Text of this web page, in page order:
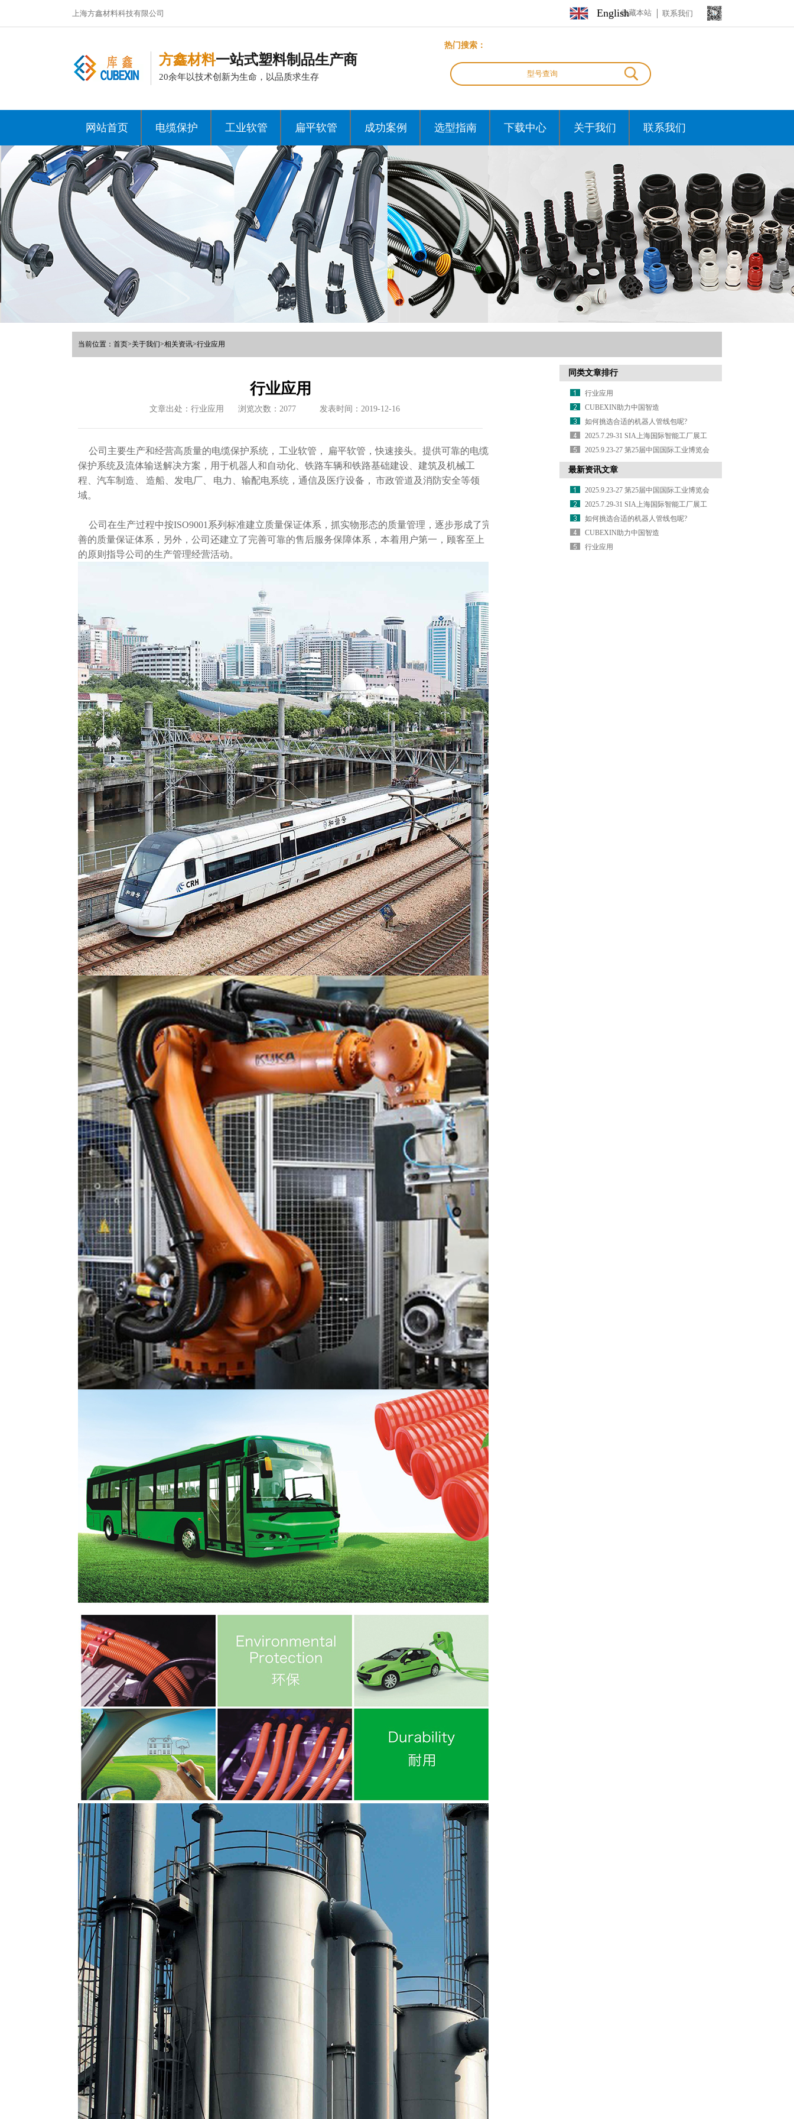
上海方鑫材料科技有限公司 收藏本站 联系我们
方鑫材料一站式塑料制品生产商
20余年以技术创新为生命，以品质求生存
热门搜索：
网站首页 电缆保护 工业软管 扁平软管 成功案例 选型指南 下载中心 关于我们 联系我们
English
当前位置： 首页>关于我们>相关资讯>行业应用
行业应用
文章出处：行业应用 浏览次数： 2077 发表时间：2019-12-16
公司主要生产和经营高质量的电缆保护系统， 工业软管， 扁平软管，快速接头。提供可靠的电缆
保护系统及流体输送解决方案，用于机器人和自动化、铁路车辆和铁路基础建设、建筑及机械工
程、汽车制造、 造船、发电厂、 电力、输配电系统，通信及医疗设备， 市政管道及消防安全等领
域。
公司在生产过程中按ISO9001系列标准建立质量保证体系，抓实物形态的质量管理，逐步形成了完
善的质量保证体系，另外，公司还建立了完善可靠的售后服务保障体系，本着用户第一，顾客至上
的原则指导公司的生产管理经营活动。
同类文章排行
行业应用
CUBEXIN助力中国智造
如何挑选合适的机器人管线包呢?
2025.7.29-31 SIA上海国际智能工厂展工
业自动化及机器人展 诚邀莅临 3-C04
2025.9.23-27 第25届中国国际工业博览会
7.1H机器人馆 诚邀莅临 A036
最新资讯文章
2025.9.23-27 第25届中国国际工业博览会
7.1H机器人馆 诚邀莅临 A036
2025.7.29-31 SIA上海国际智能工厂展工
业自动化及机器人展 诚邀莅临 3-C04
如何挑选合适的机器人管线包呢?
CUBEXIN助力中国智造
行业应用